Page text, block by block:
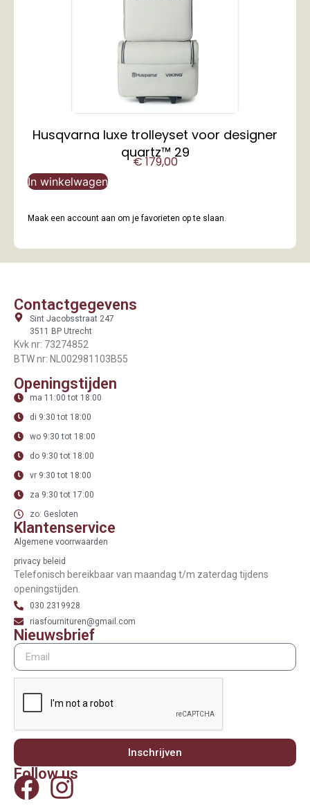
Husqvarna luxe trolleyset voor designer
quartz™ 29
€179,00
In winkelwagen
Maak een account aan om je favorieten op te slaan.
Contactgegevens
Sint Jacobsstraat 247
3511 BP Utrecht
Kvk nr: 73274852
BTW nr: NL002981103B55
Openingstijden
ma 11:00 tot 18:00
di 9:30 tot 18:00
wo 9:30 tot 18:00
do 9:30 tot 18:00
vr 9:30 tot 18:00
za 9:30 tot 17:00
zo: Gesloten
Klantenservice
Algemene voorrwaarden
privacy beleid
Telefonisch bereikbaar van maandag t/m zaterdag tijdens
openingstijden.
030 2319928
riasfournituren@gmail.com
Nieuwsbrief
Inschrijven
Follow us